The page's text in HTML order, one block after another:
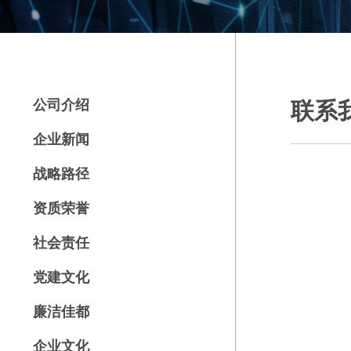
公司介绍
企业新闻
战略路径
资质荣誉
社会责任
党建文化
廉洁佳都
企业文化
联系